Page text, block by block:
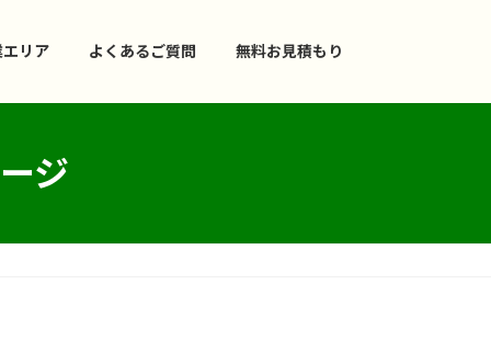
リア よくあるご質問 無料お見積もり
ジ